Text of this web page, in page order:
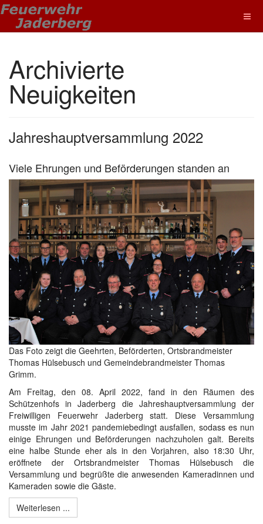
Archivierte
Neuigkeiten
Jahreshauptversammlung 2022
Viele Ehrungen und Beförderungen standen an
Das Foto zeigt die Geehrten, Beförderten, Ortsbrandmeister
Thomas Hülsebusch und Gemeindebrandmeister Thomas
Grimm.
Am Freitag, den 08. April 2022, fand in den Räumen des
Schützenhofs in Jaderberg die Jahreshauptversammlung der
Freiwilligen Feuerwehr Jaderberg statt. Diese Versammlung
musste im Jahr 2021 pandemiebedingt ausfallen, sodass es nun
einige Ehrungen und Beförderungen nachzuholen galt. Bereits
eine halbe Stunde eher als in den Vorjahren, also 18:30 Uhr,
eröffnete der Ortsbrandmeister Thomas Hülsebusch die
Versammlung und begrüßte die anwesenden Kameradinnen und
Kameraden sowie die Gäste.
Weiterlesen ...